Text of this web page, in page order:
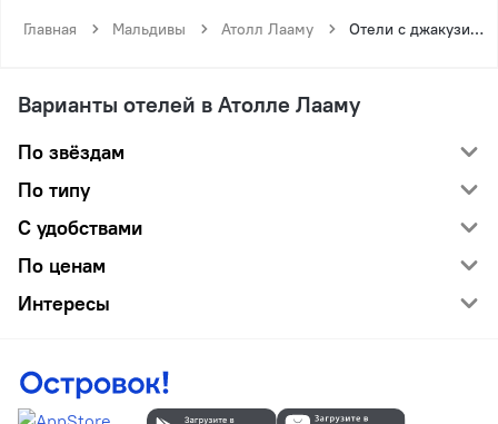
Главная Мальдивы Атолл Лааму Отели с джакузи в Атолле Лааму
Варианты отелей в Атолле Лааму
По звёздам
По типу
С удобствами
По ценам
Интересы